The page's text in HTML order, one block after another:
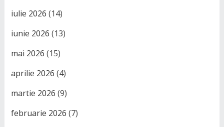
iulie 2026 (14)
iunie 2026 (13)
mai 2026 (15)
aprilie 2026 (4)
martie 2026 (9)
februarie 2026 (7)